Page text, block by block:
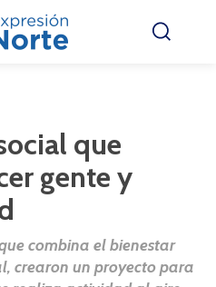
que
gente y
combina el bienestar
crearon un proyecto para